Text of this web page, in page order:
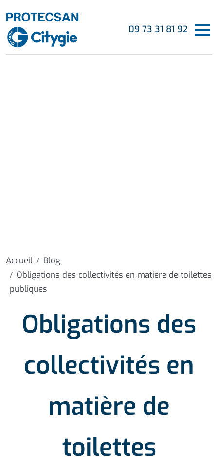
09 73 31 81 92
Accueil
Blog
Obligations des collectivités en matière de toilettes
publiques
Obligations des
collectivités en
matière de
toilettes